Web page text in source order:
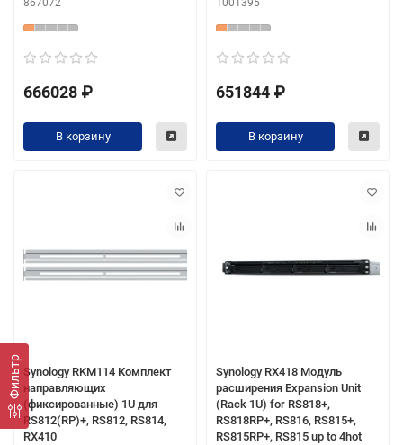
Фильтр
666028 ₽
В корзину
651844 ₽
В корзину
Synology RKM114 Комплект
направляющих
(фиксированные) 1U для
RS812(RP)+, RS812, RS814,
RX410
Synology RX418 Модуль
расширения Expansion Unit
(Rack 1U) for RS818+,
RS818RP+, RS816, RS815+,
RS815RP+, RS815 up to 4hot